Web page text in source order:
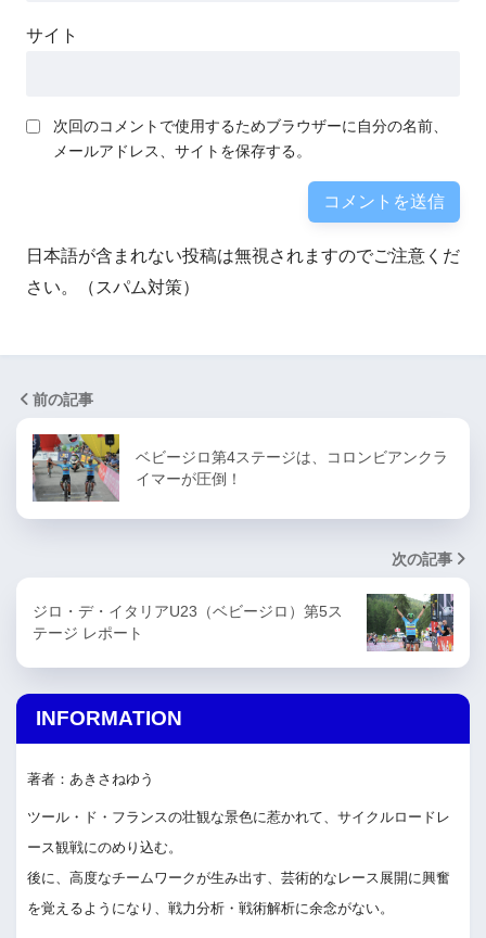
サイト
次回のコメントで使用するためブラウザーに自分の名前、
メールアドレス、サイトを保存する。
日本語が含まれない投稿は無視されますのでご注意くだ
さい。（スパム対策）
前の記事
ベビージロ第4ステージは、コロンビアンクラ
イマーが圧倒！
次の記事
ジロ・デ・イタリアU23（ベビージロ）第5ス
テージ レポート
INFORMATION
著者：あきさねゆう
ツール・ド・フランスの壮観な景色に惹かれて、サイクルロードレ
ース観戦にのめり込む。
後に、高度なチームワークが生み出す、芸術的なレース展開に興奮
を覚えるようになり、戦力分析・戦術解析に余念がない。